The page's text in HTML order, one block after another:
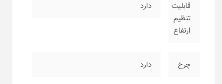
قابلیت
تنظیم
ارتفاع
دارد
چرخ دارد